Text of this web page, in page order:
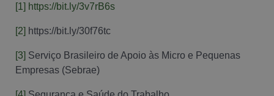
[1] https://bit.ly/3v7rB6s
[2] https://bit.ly/30f76tc
[3] Serviço Brasileiro de Apoio às Micro e Pequenas
Empresas (Sebrae)